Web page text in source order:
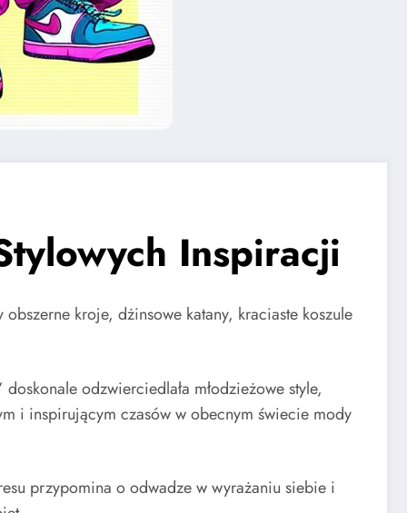
Inspiracji
kroje, dżinsowe katany, kraciaste koszule
odzwierciedlała młodzieżowe style,
i inspirującym czasów w obecnym świecie mody
przypomina o odwadze w wyrażaniu siebie i